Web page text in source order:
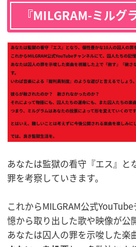
『MILGRAM-ミルグ
あなたは監獄の看守『エス』と
罪を考察していきます。
これからMILGRAM公式
憶から取り出した歌や映像が公
あなたは囚人の罪を示唆した楽